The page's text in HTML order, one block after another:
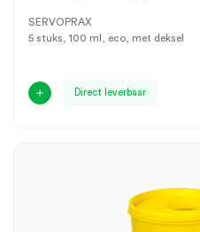
SERVOPRAX
5 stuks, 100 ml, eco, met deksel
Direct leverbaar